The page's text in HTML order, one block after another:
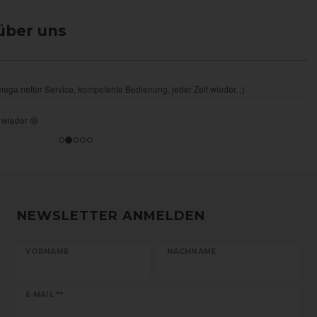
uns
NEWSLETTER ANMELDEN
VORNAME NACHNAME
E-MAIL **
Newsletter